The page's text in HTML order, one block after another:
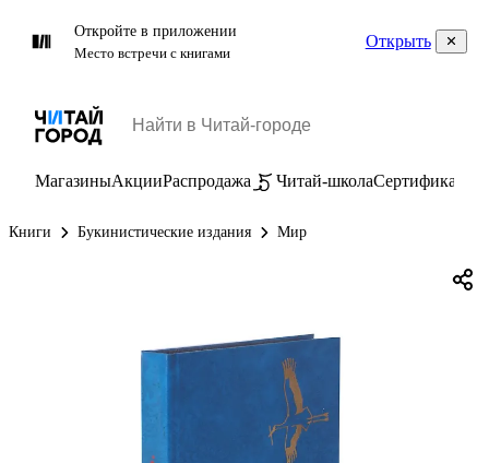
Откройте в приложении
Место встречи с книгами
Открыть
МагазиныАкцииРаспродажа Читай-школаСертификаты
Книги Букинистические издания Мир